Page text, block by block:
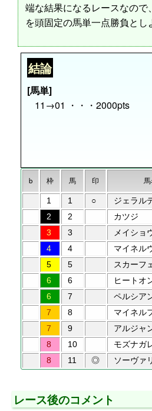
端な結果になるレースなので、
を頭固定の馬単一点勝負とし
結論
[馬単]
11→01 ・・・2000pts
b 枠 馬 印 馬
1 1 ○ ジェラル
2
2 カツジ
3
3 メイショ
4
4 マイネル
5
5 スカーフ
6
6 ヒートオ
6
7 ペルシア
7
8 マイネル
7
9 アルジャ
8
10 モズナガ
8
11 ◎ ソーヴァ
レース後のコメント